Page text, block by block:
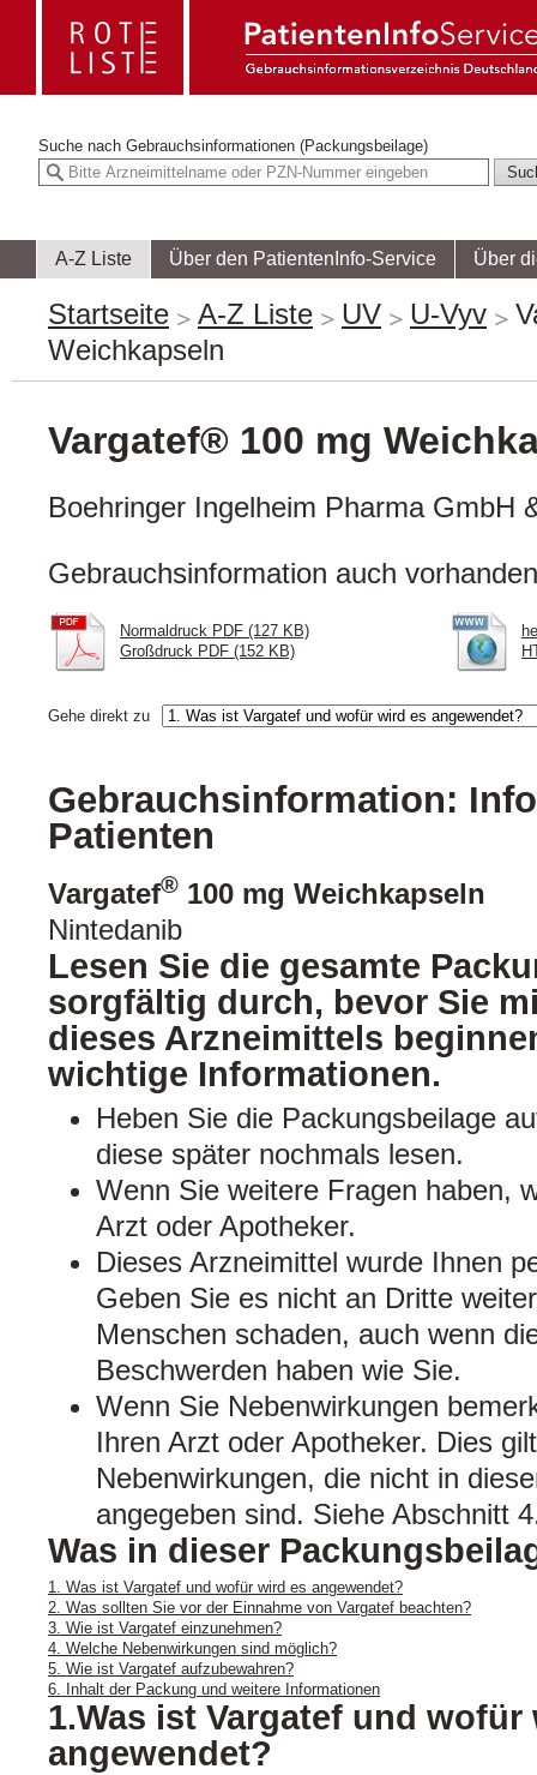
Suche nach Gebrauchsinformationen (Packungsbeilage)
A-Z Liste Über den PatientenInfo-Service Über
Startseite A-Z Liste UV U-Vyv
Weichkapseln
Vargatef® 100 mg
Boehringer Ingelheim Pharma GmbH
Gebrauchsinformation auch
Normaldruck PDF (127 KB)
Großdruck PDF (152 KB)
Gehe direkt zu
Gebrauchsinformation:
Patienten
Vargatef® 100 mg Weichkapseln
Nintedanib
Lesen Sie die gesamte
sorgfältig durch, bevor Sie
dieses Arzneimittels
wichtige Informationen.
Heben Sie die Packungsbeilage
diese später nochmals lesen.
Wenn Sie weitere Fragen haben,
Arzt oder Apotheker.
Dieses Arzneimittel wurde Ihnen
Geben Sie es nicht an Dritte
Menschen schaden, auch wenn
Beschwerden haben wie Sie.
Wenn Sie Nebenwirkungen
Ihren Arzt oder Apotheker. Dies
Nebenwirkungen, die nicht in
angegeben sind. Siehe Abschnitt
Was in dieser
1. Was ist Vargatef und wofür wird es angewendet?
2. Was sollten Sie vor der Einnahme von Vargatef beachten?
3. Wie ist Vargatef einzunehmen?
4. Welche Nebenwirkungen sind möglich?
5. Wie ist Vargatef aufzubewahren?
6. Inhalt der Packung und weitere Informationen
1.Was ist Vargatef und wofür
angewendet?